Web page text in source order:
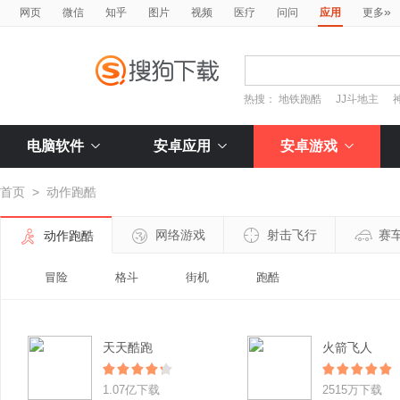
网页 微信 知乎 图片 视频 医疗 问问 应用 更多»
热搜：地铁跑酷 JJ斗地主
电脑软件 安卓应用 安卓游戏
首页 > 动作跑酷
动作跑酷 网络游戏 射击飞行 赛
冒险 格斗 街机 跑酷
天天酷跑
1.07亿下载
火箭飞人
2515万下载